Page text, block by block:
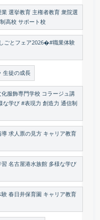
選挙教育 主権者教育 衆院選
高校 サポート校
とフェア2026�#職業体験
生徒の成長
服飾専門学校 コラージュ講
な学び #表現力 創造力 通信制
求人票の見方 キャリア教育
名古屋港水族館 多様な学び
春日井保育園 キャリア教育